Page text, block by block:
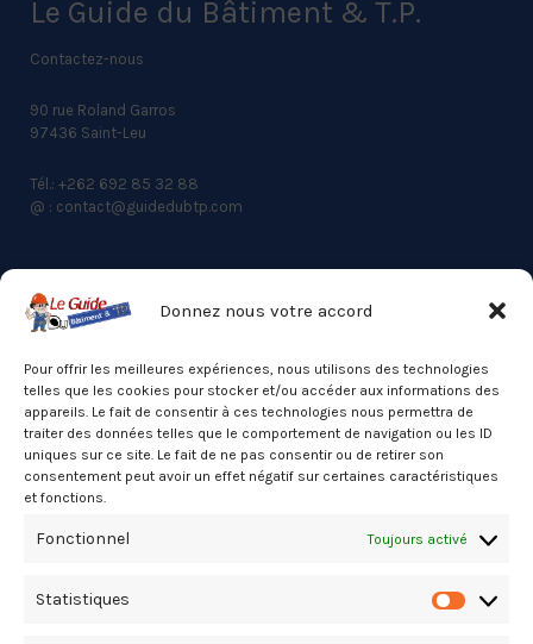
Donnez nous votre accord
Pour offrir les meilleures expériences, nous utilisons des technologies
telles que les cookies pour stocker et/ou accéder aux informations des
appareils. Le fait de consentir à ces technologies nous permettra de
traiter des données telles que le comportement de navigation ou les ID
uniques sur ce site. Le fait de ne pas consentir ou de retirer son
consentement peut avoir un effet négatif sur certaines caractéristiques
et fonctions.
Fonctionnel Toujours activé
Statistiques
Le Guide du Bâtiment & T.P.
Contactez-nous
90 rue Roland Garros
97436 Saint-Leu
Tél.: +262 692 85 32 88
@ : contact@guidedubtp.com
ACCES RAPIDE
Actualités du BTP
Annuaire
Besoin d’un professionnel ?
Mentions légales
Politique de cookies (UE)